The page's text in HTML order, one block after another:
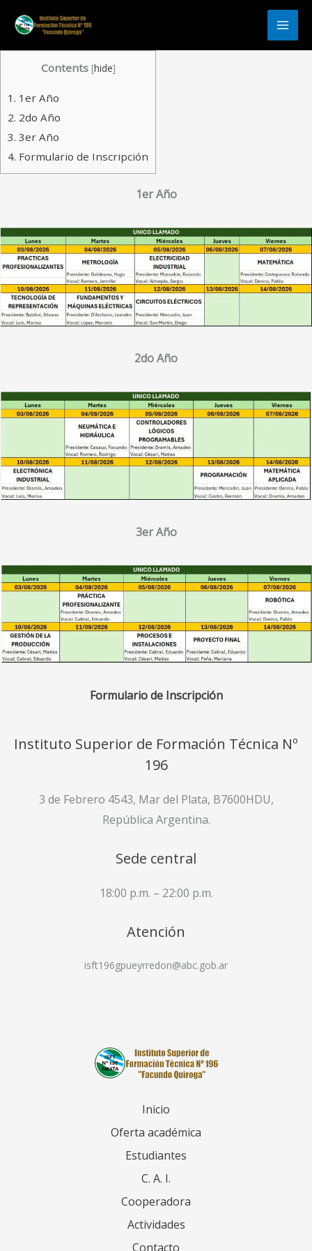
contenido
Contents [hide]
1. 1er Año
2. 2do Año
3. 3er Año
4. Formulario de Inscripción
1er Año
2do Año
3er Año
Formulario de Inscripción
Instituto Superior de Formación Técnica Nº
196
3 de Febrero 4543, Mar del Plata, B7600HDU,
República Argentina.
Sede central
18:00 p.m. – 22:00 p.m.
Atención
isft196gpueyrredon@abc.gob.ar
Inicio
Oferta académica
Estudiantes
C. A. I.
Cooperadora
Actividades
Contacto